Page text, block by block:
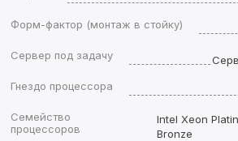
Форм-фактор (монтаж в стойку)
Сервер под задачу
Гнездо процессора
Семейство
процессоров
Intel Xeon
Bronze